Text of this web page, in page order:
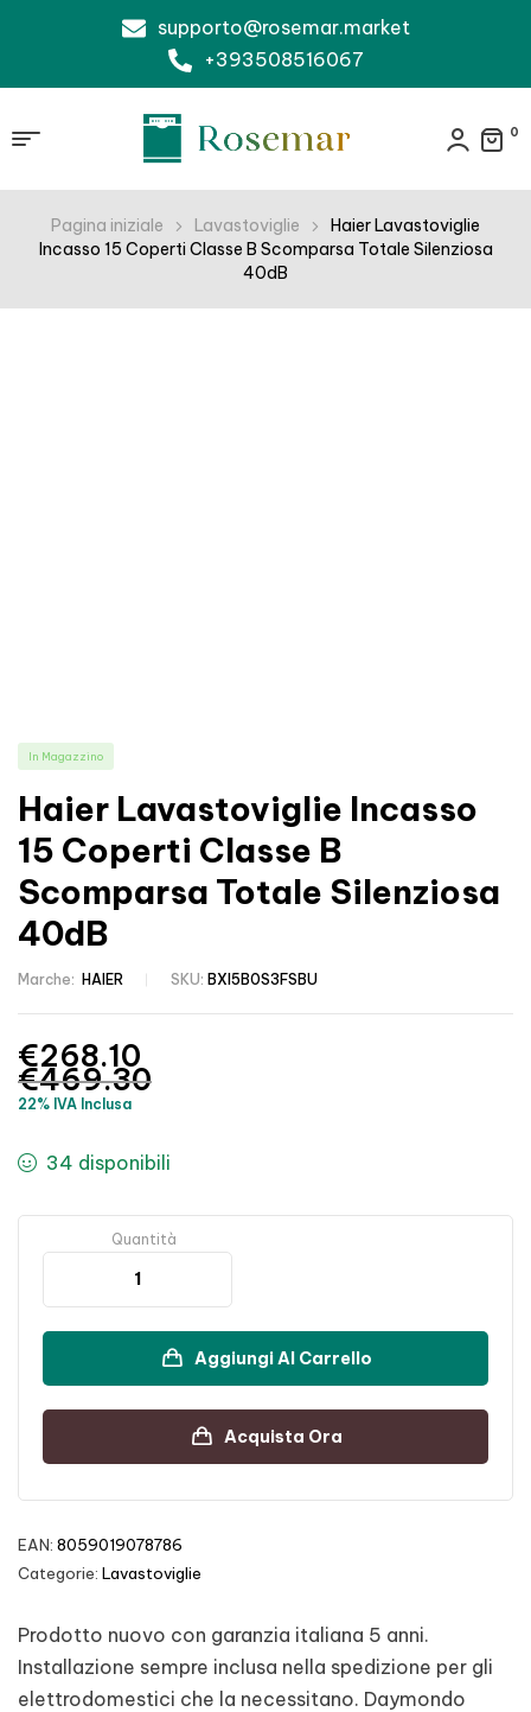
supporto@rosemar.market
+393508516067
0
Pagina iniziale Lavastoviglie
Haier Lavastoviglie
Incasso 15 Coperti Classe B Scomparsa Totale Silenziosa
40dB
In Magazzino
Haier Lavastoviglie Incasso
15 Coperti Classe B
Scomparsa Totale Silenziosa
40dB
Marche: HAIER SKU: BXI5B0S3FSBU
€469.30
€268.10
22% IVA Inclusa
34 disponibili
Quantità
Aggiungi Al Carrello
Acquista Ora
EAN: 8059019078786
Categorie: Lavastoviglie
Prodotto nuovo con garanzia italiana 5 anni.
Installazione sempre inclusa nella spedizione per gli
elettrodomestici che la necessitano. Daymondo